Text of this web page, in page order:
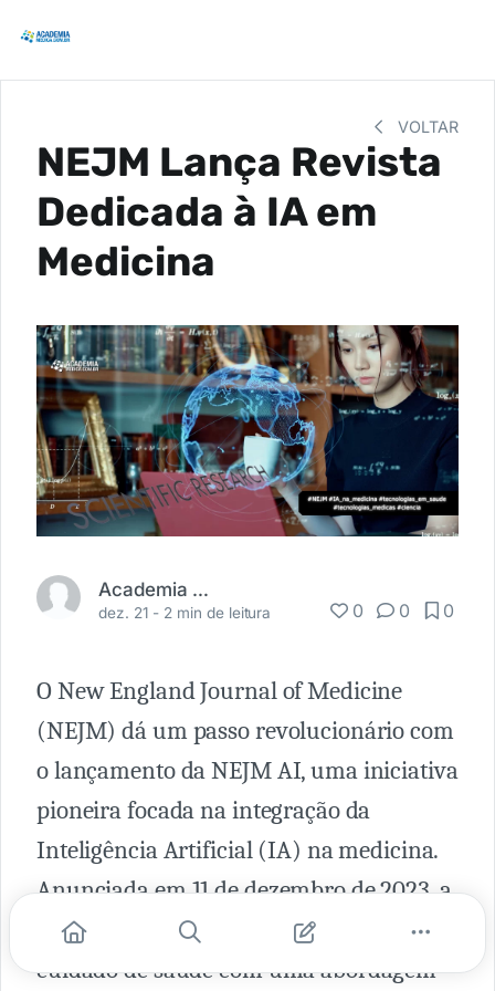
VOLTAR
NEJM Lança Revista
Dedicada à IA em
Medicina
Academia Médica
dez. 21 - 2 min de leitura 0 0 0
O New England Journal of Medicine
(NEJM) dá um passo revolucionário com
o lançamento da NEJM AI, uma iniciativa
pioneira focada na integração da
Inteligência Artificial (IA) na medicina.
Anunciada em 11 de dezembro de 2023, a
plataforma promete transformar o
cuidado de saúde com uma abordagem